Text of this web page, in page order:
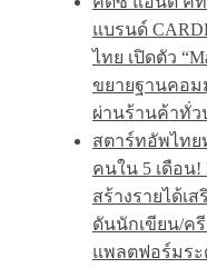
แบรนด์
ไทย เปิดตัว
ขยายฐานคอม
ผ่านร้านค้าทั่ว
สตาร์ทอัพไทย
คนใน 5 เดือน!
สร้างรายได้เ
ดันนักเขียน/ค
แพลตฟอร์มระ